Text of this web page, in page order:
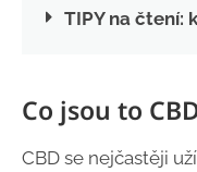
TIPY na čtení:
Co jsou to
CBD se nejčastěji